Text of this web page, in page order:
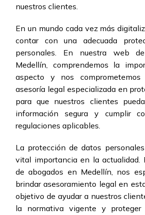
nuestros clientes.
En un mundo cada vez más
contar con una adecuada
personales. En nuestra web
Medellín, comprendemos la
aspecto y nos comprometemos
asesoría legal especializada en
para que nuestros clientes
información segura y cumplir
regulaciones aplicables.
La protección de datos
vital importancia en la actualidad.
de abogados en Medellín, nos
brindar asesoramiento legal en
objetivo de ayudar a nuestros
la normativa vigente y proteger